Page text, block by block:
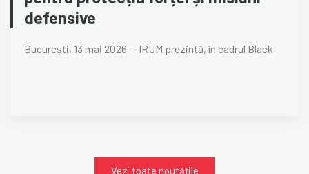
defensive
București, 13 mai 2026 — IRUM prezintă, în cadrul Black
Vezi toate noutățile